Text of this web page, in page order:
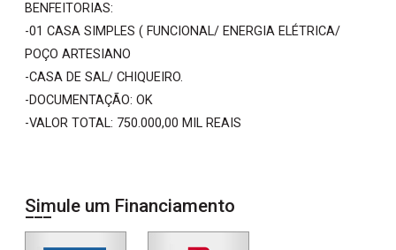
BENFEITORIAS:
-01 CASA SIMPLES ( FUNCIONAL/ ENERGIA ELÉTRICA/
POÇO ARTESIANO
-CASA DE SAL/ CHIQUEIRO.
-DOCUMENTAÇÃO: OK
-VALOR TOTAL: 750.000,00 MIL REAIS
Simule um Financiamento